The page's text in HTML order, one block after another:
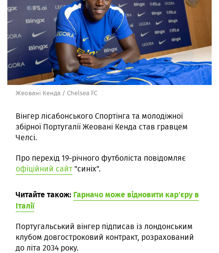
Жеовані Кенда / Chelsea FC
Вінгер лісабонського Спортінга та молодіжної
збірної Португалії Жеовані Кенда став гравцем
Челсі.
Про перехід 19-річного футболіста повідомляє
офіційний сайт "синіх".
Читайте також: Гарначо може відновити кар'єру в
Італії
Португальський вінгер підписав із лондонським
клубом довгостроковий контракт, розрахований
до літа 2034 року.